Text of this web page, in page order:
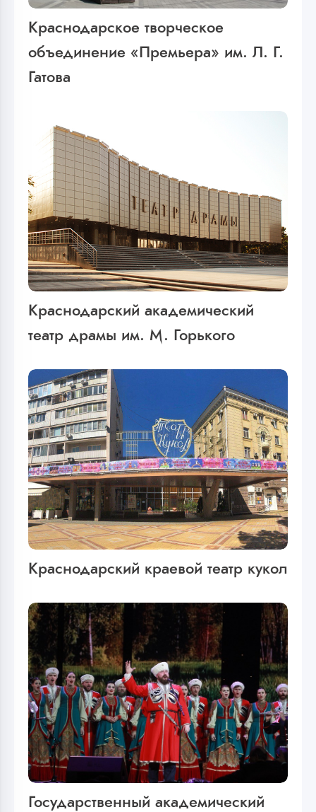
Краснодарское творческое
объединение «Премьера» им. Л. Г.
Гатова
Краснодарский академический
театр драмы им. М. Горького
Краснодарский краевой театр кукол
Государственный академический